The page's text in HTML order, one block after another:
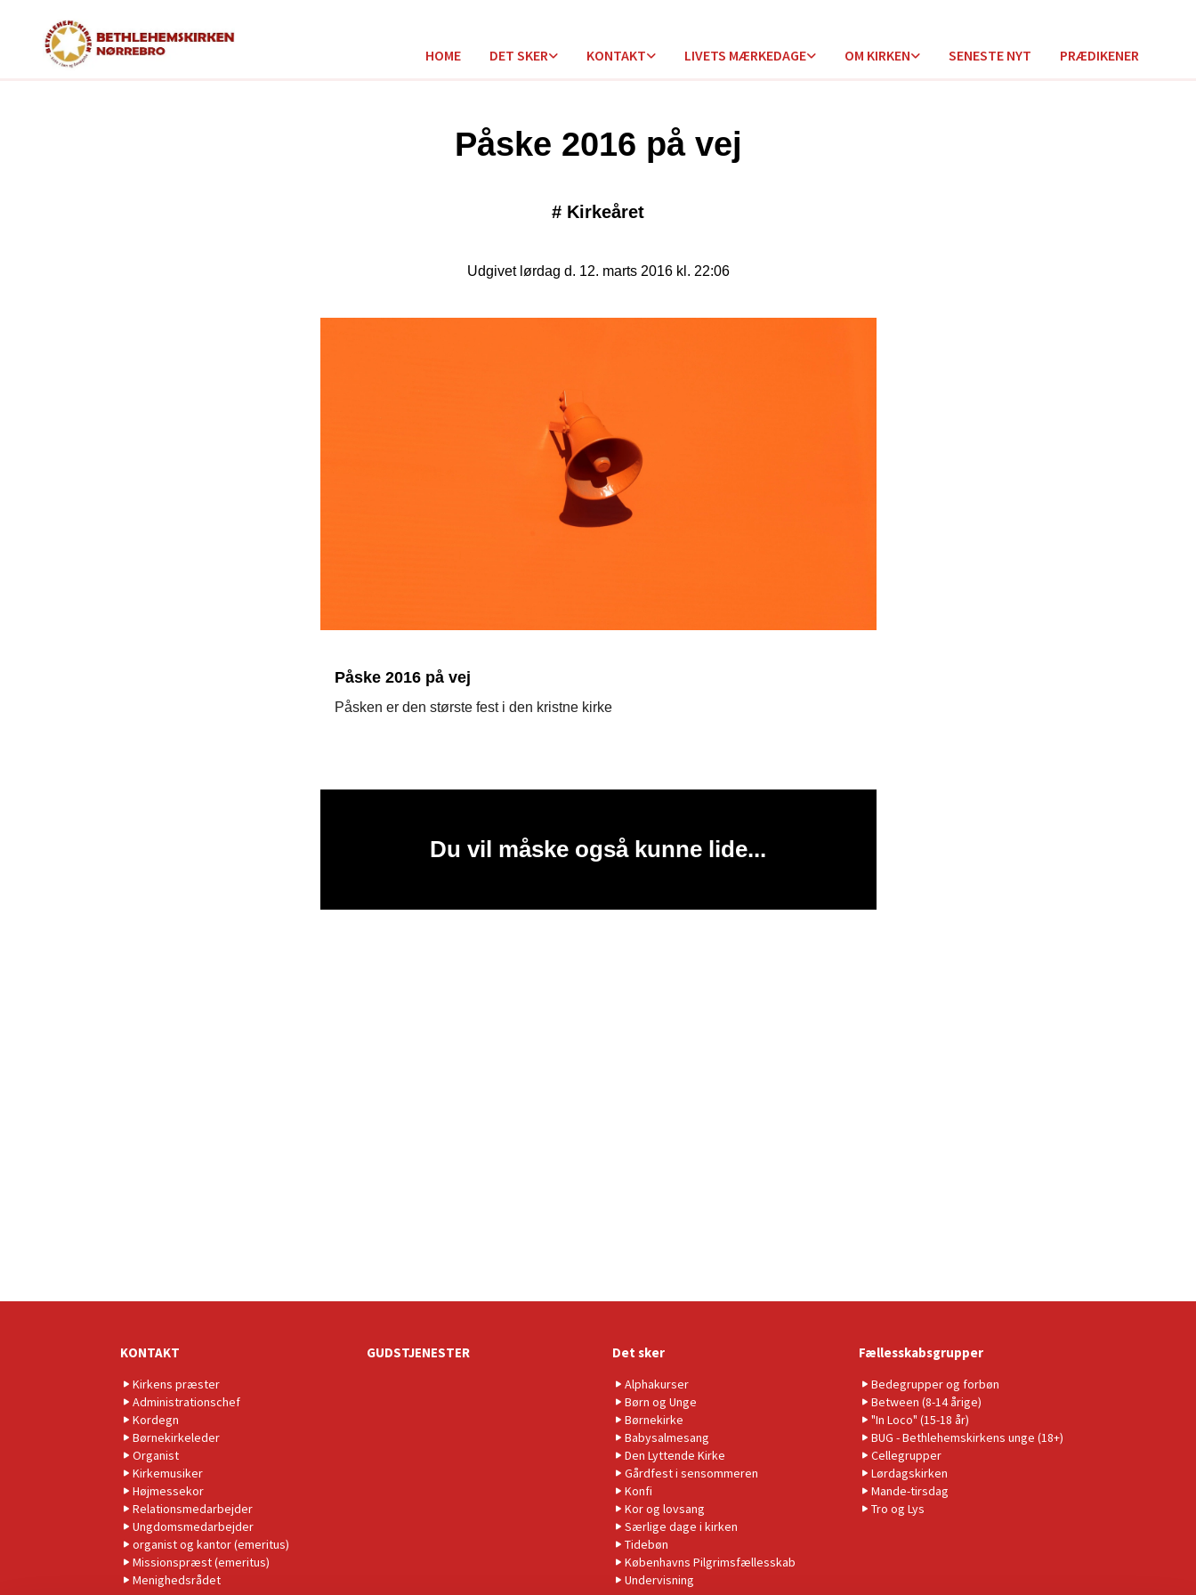
HOME DET SKER KONTAKT LIVETS MÆRKEDAGE OM KIRKEN SENESTE NYT PRÆDIKENER
Påske 2016 på vej
# Kirkeåret
Udgivet lørdag d. 12. marts 2016 kl. 22:06
Påske 2016 på vej
Påsken er den største fest i den kristne kirke
Du vil måske også kunne lide...
KONTAKT
Kirkens præster
Administrationschef
Kordegn
Børnekirkeleder
Organist
Kirkemusiker
Højmessekor
Relationsmedarbejder
Ungdomsmedarbejder
organist og kantor (emeritus)
Missionspræst (emeritus)
Menighedsrådet
GUDSTJENESTER Det sker
Alphakurser
Børn og Unge
Børnekirke
Babysalmesang
Den Lyttende Kirke
Gårdfest i sensommeren
Konfi
Kor og lovsang
Særlige dage i kirken
Tidebøn
Københavns Pilgrimsfællesskab
Undervisning
Fællesskabsgrupper
Bedegrupper og forbøn
Between (8-14 årige)
"In Loco" (15-18 år)
BUG - Bethlehemskirkens unge (18+)
Cellegrupper
Lørdagskirken
Mande-tirsdag
Tro og Lys